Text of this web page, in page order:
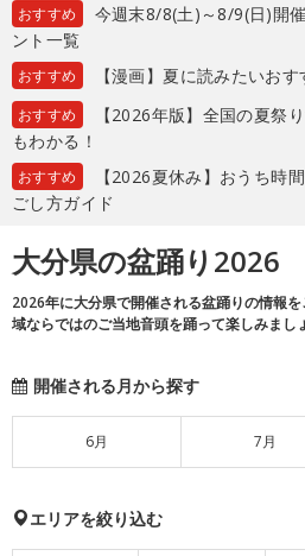
おすすめ
今週末8/8(土)～8/9(日)開
ント一覧
おすすめ 【漫画】夏に読みたいお
おすすめ
【2026年版】全国の夏祭
もわかる！
おすすめ
【2026夏休み】おうち時
ごし方ガイド
大分県の盆踊り2026
2026年に大分県で開催される盆踊りの情報
域ならではのご当地音頭を踊って楽しみまし
開催される月から探す
6月 7月
エリアを絞り込む